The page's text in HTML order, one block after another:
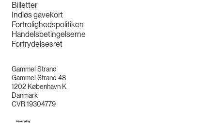
Billetter
Indløs gavekort
Fortrolighedspolitiken
Handelsbetingelserne
Fortrydelsesret
Gammel Strand
Gammel Strand 48
1202 København K
Danmark
CVR19304779